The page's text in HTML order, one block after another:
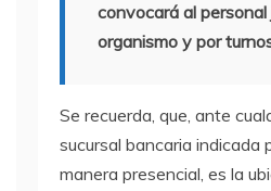
convocará al personal
organismo y por
Se recuerda, que, ante
sucursal bancaria indicada
manera presencial, es la